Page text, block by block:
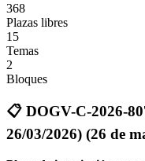
368
Plazas libres
15
Temas
2
Bloques
📋 DOGV-C-2026-
26/03/2026) (26 de